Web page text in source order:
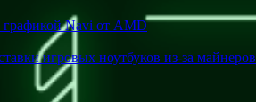
графикой Navi от AMD
игровых ноутбуков из-за майнеров